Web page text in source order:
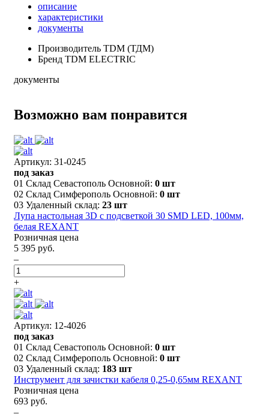
описание
характеристики
документы
Производитель TDM (ТДМ)
Бренд TDM ELECTRIC
документы
Возможно вам понравится
Артикул: 31-0245
под заказ
01 Склад Севастополь Основной: 0 шт
02 Склад Симферополь Основной: 0 шт
03 Удаленный склад: 23 шт
Лупа настольная 3D с подсветкой 30 SMD LED, 100мм,
белая REXANT
Розничная цена
5 395 руб.
–
+
Артикул: 12-4026
под заказ
01 Склад Севастополь Основной: 0 шт
02 Склад Симферополь Основной: 0 шт
03 Удаленный склад: 183 шт
Инструмент для зачистки кабеля 0,25-0,65мм REXANT
Розничная цена
693 руб.
–